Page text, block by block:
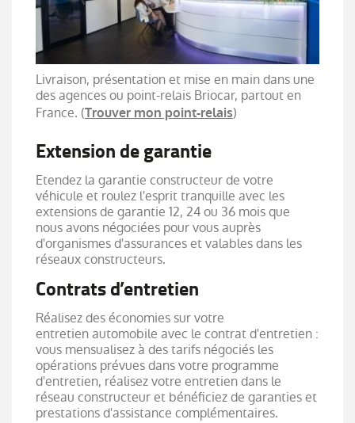
Livraison, présentation et mise en main dans une
des agences ou point-relais Briocar, partout en
France. (Trouver mon point-relais)
Extension de garantie
Etendez la garantie constructeur de votre
véhicule et roulez l'esprit tranquille avec les
extensions de garantie 12, 24 ou 36 mois que
nous avons négociées pour vous auprès
d'organismes d'assurances et valables dans les
réseaux constructeurs.
Contrats d’entretien
Réalisez des économies sur votre
entretien automobile avec le contrat d'entretien :
vous mensualisez à des tarifs négociés les
opérations prévues dans votre programme
d'entretien, réalisez votre entretien dans le
réseau constructeur et bénéficiez de garanties et
prestations d'assistance complémentaires.